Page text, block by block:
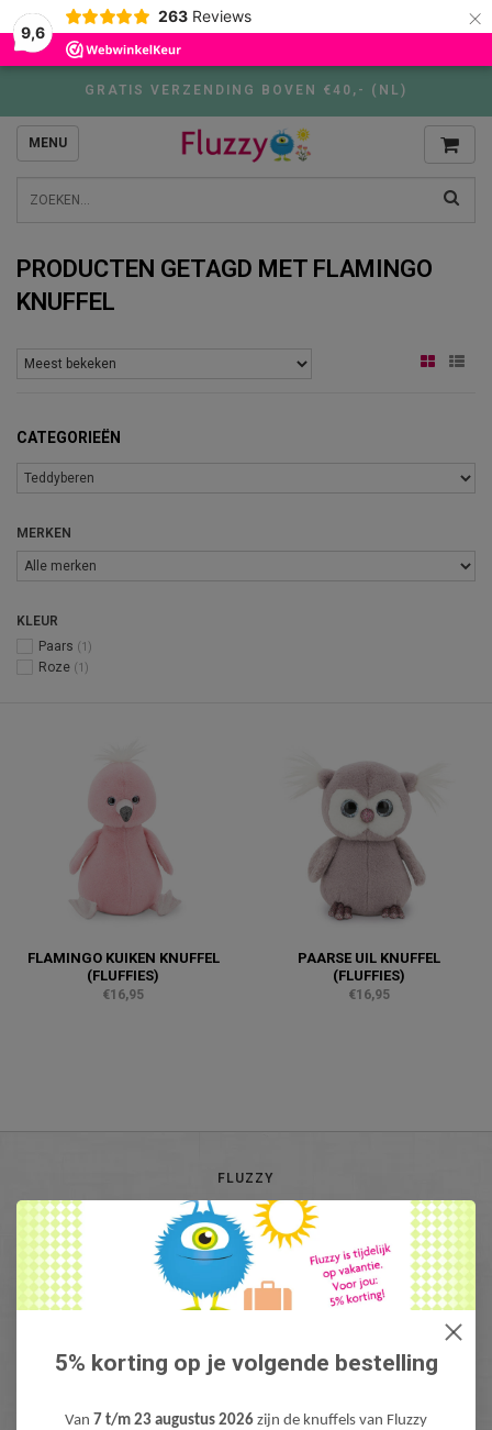
9,6
263 Reviews ×
GRATIS VERZENDING BOVEN €40,- (NL)
MENU
PRODUCTEN GETAGD MET FLAMINGO
KNUFFEL
CATEGORIEËN
MERKEN
KLEUR
Paars (1)
Roze (1)
FLAMINGO KUIKEN KNUFFEL
(FLUFFIES)
€16,95
PAARSE UIL KNUFFEL
(FLUFFIES)
€16,95
FLUZZY
KLANTENSERVICE
INFO@FLUZZY.NL
Fluzzy is de webshop met bijzondere Knuffels & Pluche! Lieve teddyberen,
mooie knuffeldieren, gekke fantasie & fun knuffels, pluche figuren bekend
van Film & TV en zacht pluche baby speelgoed. Levertijd: 1-3 werdagen.
5% korting op je volgende bestelling
Van 7 t/m 23 augustus 2026 zijn de knuffels van Fluzzy